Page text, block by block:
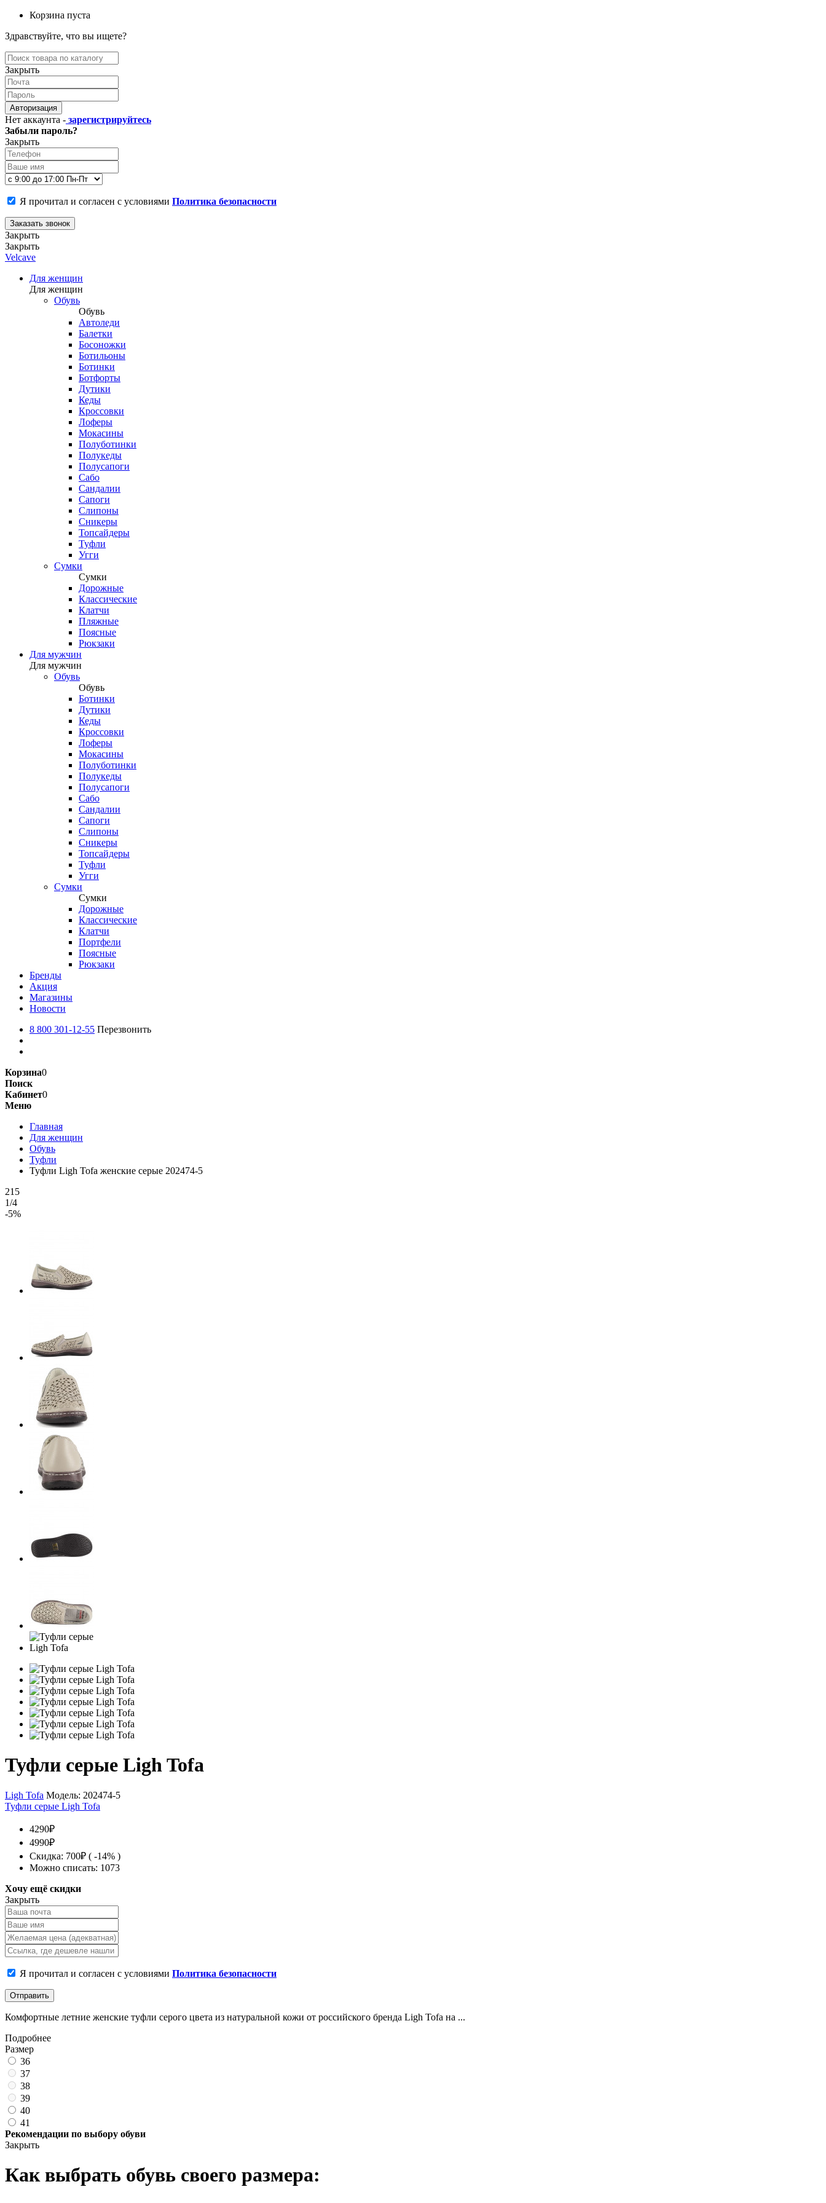
Корзина пуста
Здравствуйте, что вы ищете?
Закрыть
Авторизация
Нет аккаунта - зарегистрируйтесь
Забыли пароль?
Закрыть
Я прочитал и согласен с условиями Политика безопасности
Заказать звонок
Закрыть
Закрыть
Velcave
Для женщин
Для женщин
Обувь
Обувь
Автоледи
Балетки
Босоножки
Ботильоны
Ботинки
Ботфорты
Дутики
Кеды
Кроссовки
Лоферы
Мокасины
Полуботинки
Полукеды
Полусапоги
Сабо
Сандалии
Сапоги
Слипоны
Сникеры
Топсайдеры
Туфли
Угги
Сумки
Сумки
Дорожные
Классические
Клатчи
Пляжные
Поясные
Рюкзаки
Для мужчин
Для мужчин
Обувь
Обувь
Ботинки
Дутики
Кеды
Кроссовки
Лоферы
Мокасины
Полуботинки
Полукеды
Полусапоги
Сабо
Сандалии
Сапоги
Слипоны
Сникеры
Топсайдеры
Туфли
Угги
Сумки
Сумки
Дорожные
Классические
Клатчи
Портфели
Поясные
Рюкзаки
Бренды
Акция
Магазины
Новости
8 800 301-12-55 Перезвонить
Корзина0
Поиск
Кабинет0
Меню
Главная
Для женщин
Обувь
Туфли
Туфли Ligh Tofa женские серые 202474-5
215
1/4
-5%
Туфли серые Ligh Tofa
Ligh Tofa Модель: 202474-5
Туфли серые Ligh Tofa
4290₽
4990₽
Скидка: 700₽ ( -14% )
Можно списать: 1073
Хочу ещё скидки
Закрыть
Я прочитал и согласен с условиями Политика безопасности
Отправить
Комфортные летние женские туфли серого цвета из натуральной кожи от российского бренда Ligh Tofa на ...
Подробнее
Размер
36
37
38
39
40
41
Рекомендации по выбору обуви
Закрыть
Как выбрать обувь своего размера: